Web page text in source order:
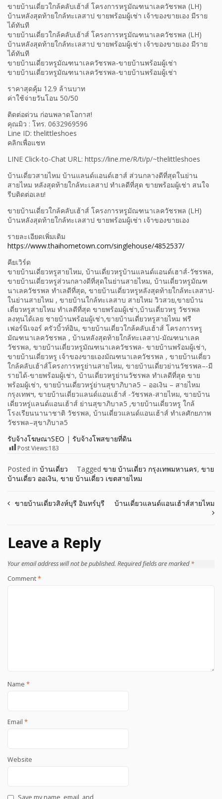
ขายบ้านเดี่ยวใกล้คลับเฮ้าส์ โครงการหรูมัณฑนาเลควัชรพล (LH)
บ้านหลังสุดท้ายใกล้ทะเลสาป ขายพร้อมผู้เช่า เจ้าของขายเอง มีราย
ได้ทันที
ขายบ้านเดี่ยวใกล้คลับเฮ้าส์ โครงการหรูมัณฑนาเลควัชรพล (LH)
บ้านหลังสุดท้ายใกล้ทะเลสาป ขายพร้อมผู้เช่า เจ้าของขายเอง มีราย
ได้ทันที
ขายบ้านเดี่ยวหรูมัณฑนาเลควัชรพล-ขายบ้านพร้อมผู้เช่า
ขายบ้านเดี่ยวหรูมัณฑนาเลควัชรพล-ขายบ้านพร้อมผู้เช่า
ราคาสุดคุ้ม 12.9 ล้านบาท
ค่าใช้จ่ายวันโอน 50/50
ติดต่อด่วน ก่อนพลาดโอกาส!
คุณมิว : โทร. 0632969596
Line ID: thelittleshoes
คลิกเพื่อแชท
LINE Click-to-Chat URL: https://line.me/R/ti/p/~thelittleshoes
บ้านเดี่ยวสายไหม บ้านแลนด์แอนด์เฮาส์ ส่วนกลางดีที่สุดในย่าน
สายไหม หลังสุดท้ายใกล้ทะเลสาป ทำเลดีที่สุด ขายพร้อมผู้เช่า สนใจ
รีบติดต่อเลย!
ขายบ้านเดี่ยวใกล้คลับเฮ้าส์ โครงการหรูมัณฑนาเลควัชรพล (LH)
บ้านหลังสุดท้ายใกล้ทะเลสาป ขายพร้อมผู้เช่า เจ้าของขายเอง
รายละเอียดเพิ่มเติม
https://www.thaihometown.com/singlehouse/4852537/
คียเวิร์ด
ขายบ้านเดี่ยวหรูสายไหม, บ้านเดี่ยวหรูบ้านแลนด์แอนด์เฮาส์-วัชรพล,
ขายบ้านเดี่ยวหรูส่วนกลางดีที่สุดในย่านสายไหม, บ้านเดี่ยวหรูมัณฑ
นาเลควัชรพล ทำเลดีที่สุด, ขายบ้านเดี่ยวหรูหลังสุดท้ายใกล้ทะเลสาป-
ในย่านสายไหม , ขายบ้านใกล้ทะเลสาบ สายไหม วิวสวย,ขายบ้าน
เดี่ยวหรูสายไหม ทำเลดีที่สุด ขายพร้อมผู้เช่า,บ้านเดี่ยวหรู วัชรพล
ลงทุนได้เลย ชายบ้านพร้อมผู้เช่า,ขายบ้านเดี่ยวหรูสายไหม ฟรี
เฟอร์นิเจอร์ ครัวบิ้วท์อิน, ขายบ้านเดี่ยวใกล้คลับเฮ้าส์ โครงการหรู
มัณฑนาเลควัชรพล , บ้านหลังสุดท้ายใกล้ทะเลสาป-มัณฑนาเลค
วัชรพล, ขายบ้านเดี่ยวหรูมัณฑนาเลควัชรพล- ขายบ้านพร้อมผู้เช่า,
ขายบ้านเดี่ยวหรู เจ้าของขายเองมัณฑนาเลควัชรพล , ขายบ้านเดี่ยว
ใกล้คลับเฮ้าส์โครงการหรูย่านสายไหม, ขายบ้านเดี่ยวย่านวัชรพล–-มี
รายได้-ขายพร้อมผู้เช่า, บ้านเดี่ยวหรูย่านวัชรพล ทำเลดีที่สุด ขาย
พร้อมผู้เช่า, ขายบ้านเดี่ยวหรู่ย่านสุขาภิบาล5 – ออเงิน – สายไหม
กรุงเทพฯ, ขายบ้านเดี่ยวแลนด์แอนเฮ้าส์ -วัชรพล-สายไหม, ขายบ้าน
เดี่ยวหรู่แลนด์แอนเฮ้าส์ ย่านสุขาภิบาล5 ,ขายบ้านเดี่ยวหรู ใกล้
โรงเรียนนานาชาติ วัชรพล, บ้านเดี่ยวแลนด์แอนเฮ้าส์ ทำเลศักยภาพ
วัชรพล–สุขาภิบาล5
รับจ้างโฆษณาSEO | รับจ้างโพสขายที่ดิน
Post Views:183
Posted in บ้านเดี่ยว Tagged ขาย บ้านเดี่ยว กรุงเทพมหานคร, ขาย
บ้านเดี่ยว ออเงิน, ขาย บ้านเดี่ยว เขตสายไหม
Post
ขายบ้านเดี่ยวสิงห์บุรี อินทร์บุรี บ้านเดี่ยวแลนด์แอนเฮ้าส์สายไหม
Leave a Reply
Your email address will not be published. Required fields are marked*
Comment*
Name *
Email *
Website